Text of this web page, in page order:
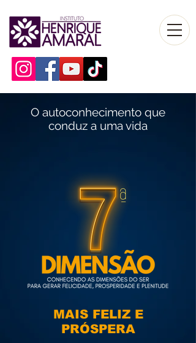
O autoconhecimento que
conduz a uma vida
MAIS FELIZ E
PRÓSPERA